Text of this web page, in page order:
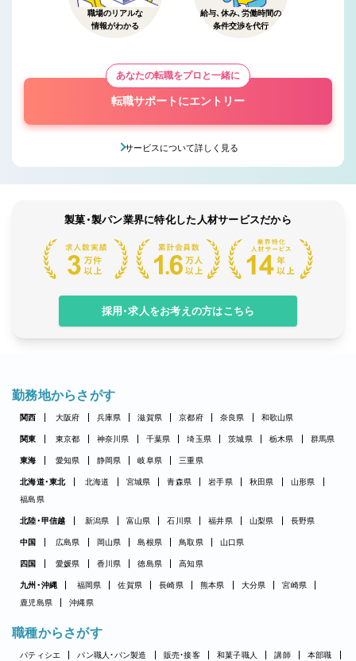
職場のリアルな
情報がわかる
給与、休み、労働時間の
条件交渉を代行
あなたの転職をプロと一緒に
転職サポートにエントリー
サービスについて詳しく見る
製菓・製パン業界に特化した人材サービスだから
採用・求人をお考えの方はこちら
勤務地からさがす
関西 大阪府 兵庫県 滋賀県 京都府 奈良県 和歌山県
関東 東京都 神奈川県 千葉県 埼玉県 茨城県 栃木県 群馬県
東海 愛知県 静岡県 岐阜県 三重県
北海道・東北 北海道 宮城県 青森県 岩手県 秋田県
山形県
福島県
北陸・甲信越 新潟県 富山県 石川県 福井県 山梨県 長野県
中国 広島県 岡山県 島根県 鳥取県 山口県
四国 愛媛県 香川県 徳島県 高知県
九州・沖縄 福岡県 佐賀県 長崎県 熊本県 大分県
宮崎県
鹿児島県
沖縄県
職種からさがす
パティシエ パン職人・パン製造 販売・接客 和菓子職人 講師
本部職